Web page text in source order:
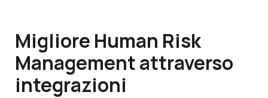
Migliore Human Risk
Managementattraverso
integrazioni